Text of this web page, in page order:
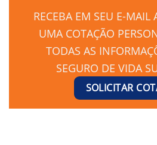
RECEBA EM SEU E-MAIL
UMA COTAÇÃO
TODAS AS
SEGURO DE VIDA
SOLICITAR